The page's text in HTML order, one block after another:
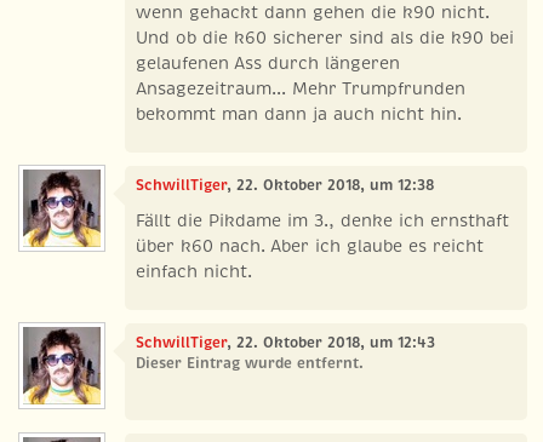
wenn gehackt dann gehen die k90 nicht.
Und ob die k60 sicherer sind als die k90 bei
gelaufenen Ass durch längeren
Ansagezeitraum... Mehr Trumpfrunden
bekommt man dann ja auch nicht hin.
SchwillTiger, 22. Oktober 2018, um 12:38
Fällt die Pikdame im 3., denke ich ernsthaft
über k60 nach. Aber ich glaube es reicht
einfach nicht.
SchwillTiger, 22. Oktober 2018, um 12:43
Dieser Eintrag wurde entfernt.